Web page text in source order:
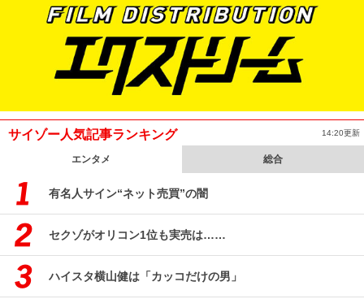
サイゾー人気記事ランキング 14:20更新
エンタメ 総合
有名人サイン“ネット売買”の闇
セクゾがオリコン1位も実売は……
ハイスタ横山健は「カッコだけの男」